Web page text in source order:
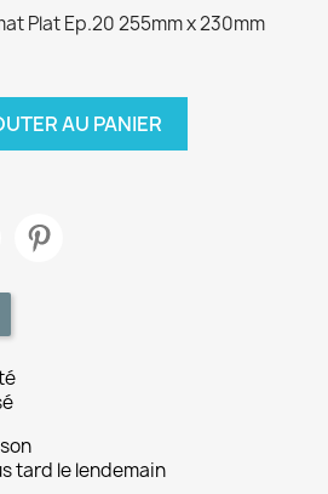
Plat Ep.20 255mm x 230mm
AU PANIER
tard le lendemain